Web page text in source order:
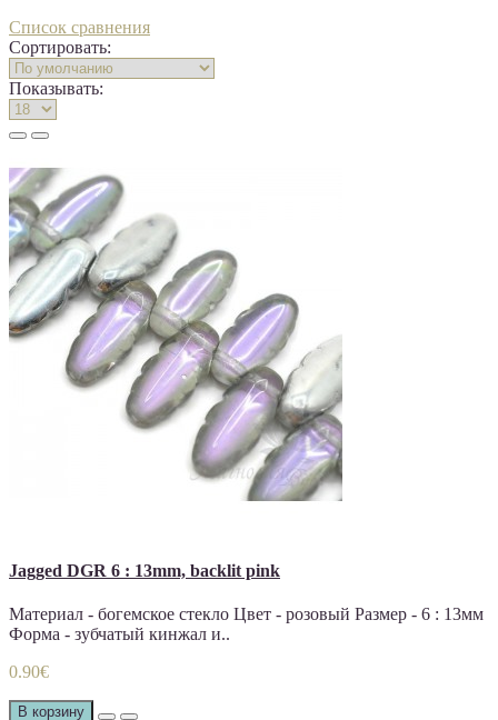
Список сравнения
Сортировать:
Показывать:
Jagged DGR 6 : 13mm, backlit pink
Материал - богемское стекло Цвет - розовый Размер - 6 : 13мм
Форма - зубчатый кинжал и..
0.90€
В корзину